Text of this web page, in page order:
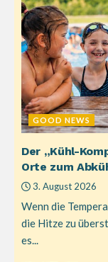
GOOD NEWS
Der „Kühl-
Orte zum
3. August 2026
Wenn die
die Hitze zu
es...